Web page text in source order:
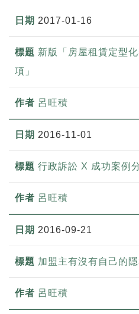
2017-01-16
新版「房屋租賃定型
項」
呂旺積
2016-11-01
行政訴訟 X 成功案例
呂旺積
2016-09-21
加盟主有沒有自己的
呂旺積